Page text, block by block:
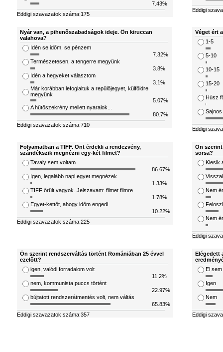
7.43%
Eddigi szavazatok száma:175
Eddigi
Nyár van, a pihenőszabadságok ideje. Ön kiruccan
valahova?
Idén se időm, se pénzem
7.32%
Természetesen, a tengerre megyünk
3.8%
Idén a hegyeket választom
3.1%
Már korábban lefoglaltuk a repülőjegyet, külföldre
megyünk
5.07%
A hűtőszekrény mellett nyaralok...
80.7%
Eddigi szavazatok száma:710
Véget ért
1-5
5-10
10-15
15-20
Húsz
Eddigi
Folyamatban a TIFF. Önt érdekli a rendezvény,
szándékszik megnézni egy-két filmet?
Tavaly sem voltam
86.67%
Igen, legalább napi egyet megnézek
1.33%
TIFF őrült vagyok. Jelszavam: filmet filmre
1.78%
Egyet-kettőt, ahogy időm engedi
10.22%
Eddigi szavazatok száma:225
Ön
sorsa?
Kiesik
Nem
Nem
Eddigi
Ön szerint rendszerváltás történt Romániában 25 évvel
ezelőtt?
igen, valódi forradalom volt
11.2%
nem, kommunista puccs történt
22.97%
bújtatott rendszerátmentés volt, nem váltás
65.83%
Eddigi szavazatok száma:357
Elégedett
El
Igen
Nem
Eddigi